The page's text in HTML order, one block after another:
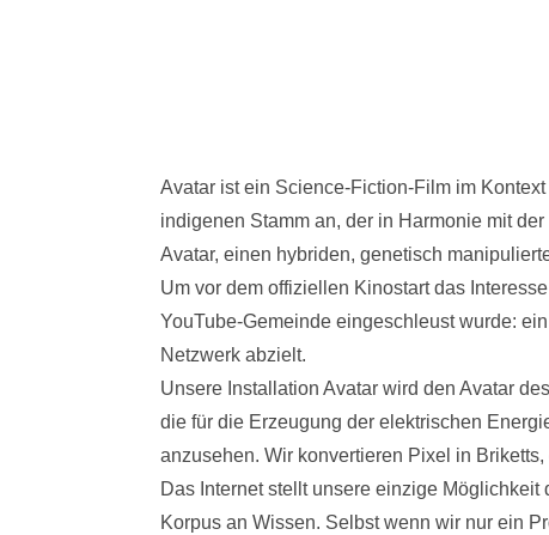
Avatar ist ein Science-Fiction-Film im
indigenen Stamm an, der in Harmonie mit
Avatar, einen hybriden, genetisch
Um vor dem offiziellen Kinostart das
YouTube-Gemeinde eingeschleust wurde:
Netzwerk abzielt.
Unsere Installation Avatar wird den Avatar
die für die Erzeugung der elektrischen
anzusehen. Wir konvertieren Pixel in
Das Internet stellt unsere einzige
Korpus an Wissen. Selbst wenn wir nur ein